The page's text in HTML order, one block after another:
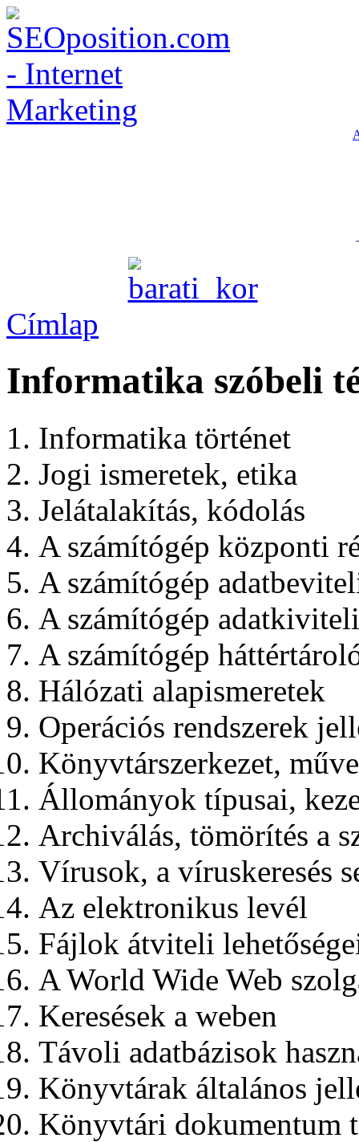
Címlap
Informatika szóbeli
Informatika történet
Jogi ismeretek, etika
Jelátalakítás, kódolás
A számítógép központi
A számítógép
A számítógép
A számítógép
Hálózati alapismeretek
Operációs rendszerek
Könyvtárszerkezet,
Állományok típusai,
Archiválás, tömörítés a
Vírusok, a víruskeresés
Az elektronikus levél
Fájlok átviteli
A World Wide Web
Keresések a weben
Távoli adatbázisok
Könyvtárak általános
Könyvtári dokumentum